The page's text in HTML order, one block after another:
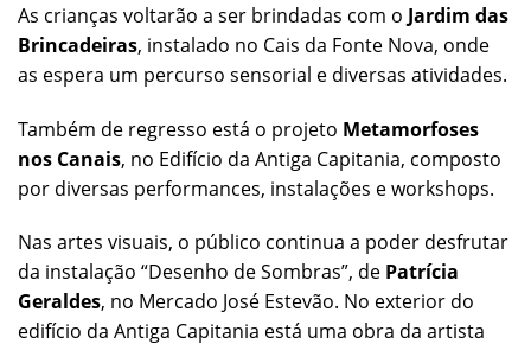
As crianças voltarão a ser brindadas com o Jardim das
Brincadeiras, instalado no Cais da Fonte Nova, onde
as espera um percurso sensorial e diversas atividades.
Também de regresso está o projeto Metamorfoses
nos Canais, no Edifício da Antiga Capitania, composto
por diversas performances, instalações e workshops.
Nas artes visuais, o público continua a poder desfrutar
da instalação “Desenho de Sombras”, de Patrícia
Geraldes, no Mercado José Estevão. No exterior do
edifício da Antiga Capitania está uma obra da artista